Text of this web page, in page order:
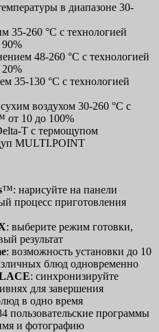
в диапазоне 30-
260 °C с технологией
48-260 °C с технологией
35-130 °C с технологией
воздухом 30-260 °C с
от 10 до 100%
T с термощупом
MULTI.POINT
™: нарисуйте на панели
процесс приготовления
: выберите режим готовки,
результат
: возможность установки до 10
блюд одновременно
: синхронизируйте
для завершения
в одно время
пользовательские программы
и фотографию